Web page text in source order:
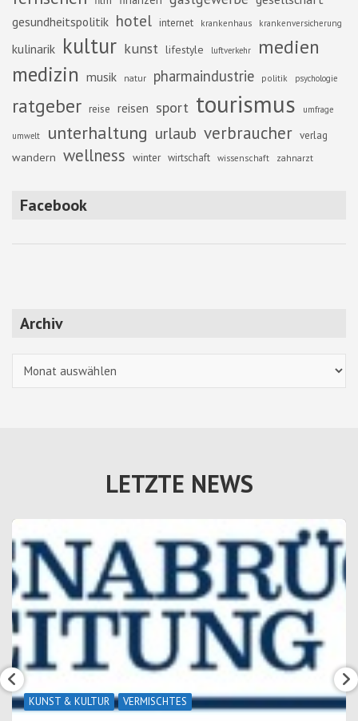
gesundheitspolitik hotel internet krankenhaus krankenversicherung
kulinarik kultur kunst lifestyle luftverkehr medien
medizin musik natur pharmaindustrie politik psychologie
ratgeber reise reisen sport tourismus umfrage
umwelt unterhaltung urlaub verbraucher verlag
wandern wellness winter wirtschaft wissenschaft zahnarzt
Facebook
Archiv
LETZTE NEWS
KUNST & KULTUR VERMISCHTES